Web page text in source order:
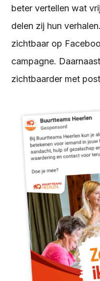
beter vertellen wat
delen zij hun
zichtbaar op
campagne.
zichtbaarder met